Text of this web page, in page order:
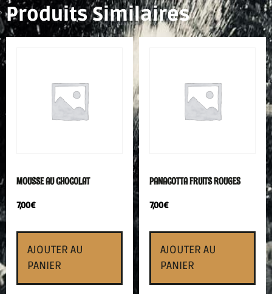
Produits Similaires
MOUSSE AU CHOCOLAT
7,00€
AJOUTER AU
PANIER
PANACOTTA FRUITS ROUGES
7,00€
AJOUTER AU
PANIER